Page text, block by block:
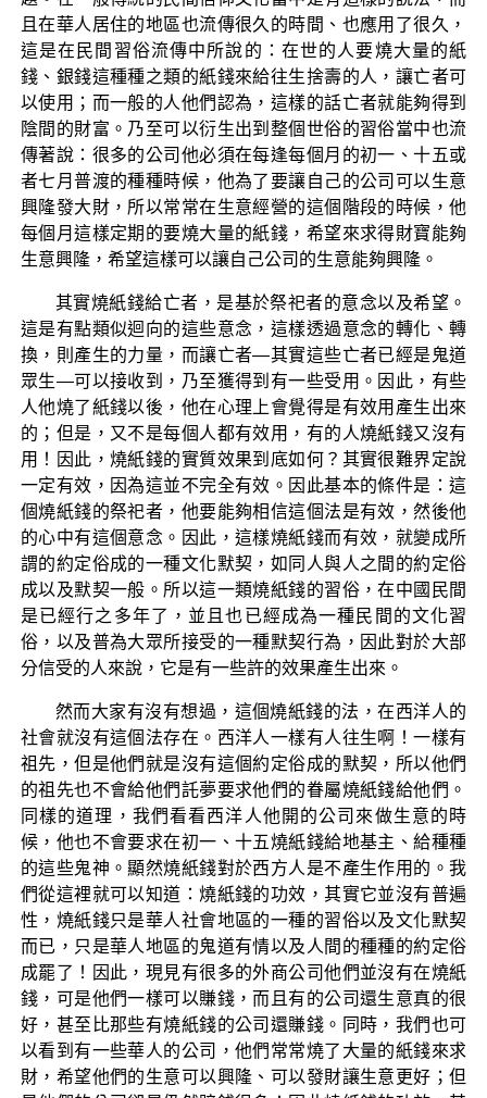
且在華人居住的地區也流傳很久的時間、也應用了很久，
這是在民間習俗流傳中所說的：在世的人要燒大量的紙
錢、銀錢這種種之類的紙錢來給往生捨壽的人，讓亡者可
以使用；而一般的人他們認為，這樣的話亡者就能夠得到
陰間的財富。乃至可以衍生出到整個世俗的習俗當中也流
傳著說：很多的公司他必須在每逢每個月的初一、十五或
者七月普渡的種種時候，他為了要讓自己的公司可以生意
興隆發大財，所以常常在生意經營的這個階段的時候，他
每個月這樣定期的要燒大量的紙錢，希望來求得財寶能夠
生意興隆，希望這樣可以讓自己公司的生意能夠興隆。
其實燒紙錢給亡者，是基於祭祀者的意念以及希望。
這是有點類似迴向的這些意念，這樣透過意念的轉化、轉
換，則產生的力量，而讓亡者—其實這些亡者已經是鬼道
眾生—可以接收到，乃至獲得到有一些受用。因此，有些
人他燒了紙錢以後，他在心理上會覺得是有效用產生出來
的；但是，又不是每個人都有效用，有的人燒紙錢又沒有
用！因此，燒紙錢的實質效果到底如何？其實很難界定說
一定有效，因為這並不完全有效。因此基本的條件是：這
個燒紙錢的祭祀者，他要能夠相信這個法是有效，然後他
的心中有這個意念。因此，這樣燒紙錢而有效，就變成所
謂的約定俗成的一種文化默契，如同人與人之間的約定俗
成以及默契一般。所以這一類燒紙錢的習俗，在中國民間
是已經行之多年了，並且也已經成為一種民間的文化習
俗，以及普為大眾所接受的一種默契行為，因此對於大部
分信受的人來說，它是有一些許的效果產生出來。
然而大家有沒有想過，這個燒紙錢的法，在西洋人的
社會就沒有這個法存在。西洋人一樣有人往生啊！一樣有
祖先，但是他們就是沒有這個約定俗成的默契，所以他們
的祖先也不會給他們託夢要求他們的眷屬燒紙錢給他們。
同樣的道理，我們看看西洋人他開的公司來做生意的時
候，他也不會要求在初一、十五燒紙錢給地基主、給種種
的這些鬼神。顯然燒紙錢對於西方人是不產生作用的。我
們從這裡就可以知道：燒紙錢的功效，其實它並沒有普遍
性，燒紙錢只是華人社會地區的一種的習俗以及文化默契
而已，只是華人地區的鬼道有情以及人間的種種的約定俗
成罷了！因此，現見有很多的外商公司他們並沒有在燒紙
錢，可是他們一樣可以賺錢，而且有的公司還生意真的很
好，甚至比那些有燒紙錢的公司還賺錢。同時，我們也可
以看到有一些華人的公司，他們常常燒了大量的紙錢來求
財，希望他們的生意可以興隆、可以發財讓生意更好；但